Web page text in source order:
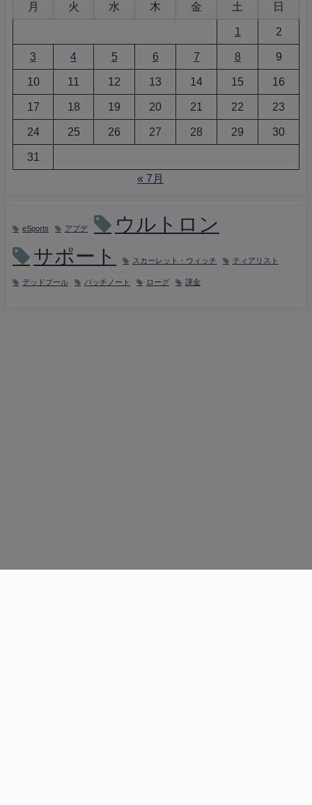
月 火 水 木 金 土 日
1 2
3 4 5 6 7 8 9
10 11 12 13 14 15 16
17 18 19 20 21 22 23
24 25 26 27 28 29 30
31
« 7月
eSports アプデ
ウルトロン
サポート
スカーレット・ウィッチ ティアリスト
デッドプール パッチノート ローグ 課金